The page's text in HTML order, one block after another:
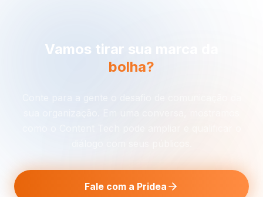
Vamos tirar sua marca da
bolha?
Fale com a Pridea